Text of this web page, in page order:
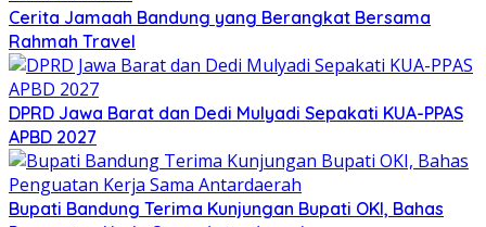
Cerita Jamaah Bandung yang Berangkat Bersama
Rahmah Travel
DPRD Jawa Barat dan Dedi Mulyadi Sepakati KUA-PPAS
APBD 2027
Bupati Bandung Terima Kunjungan Bupati OKI, Bahas